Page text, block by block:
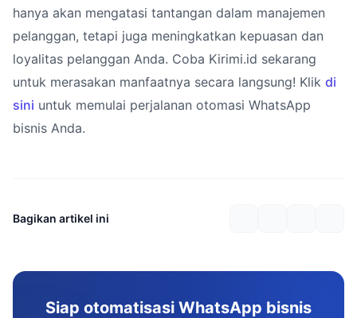
hanya akan mengatasi tantangan dalam manajemen
pelanggan, tetapi juga meningkatkan kepuasan dan
loyalitas pelanggan Anda. Coba Kirimi.id sekarang
untuk merasakan manfaatnya secara langsung! Klik di
sini untuk memulai perjalanan otomasi WhatsApp
bisnis Anda.
Bagikan artikel ini
Siap otomatisasi WhatsApp bisnis